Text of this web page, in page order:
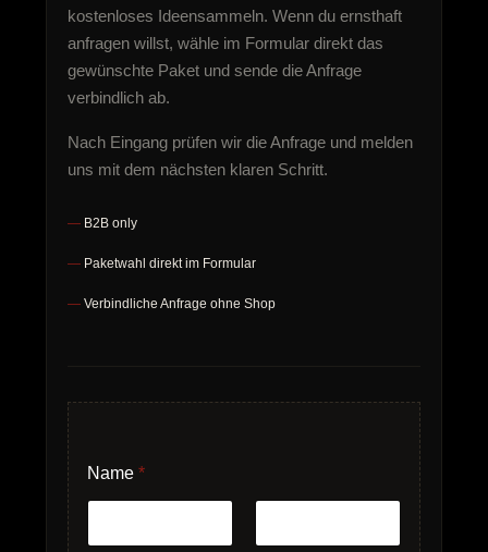
kostenloses Ideensammeln. Wenn du ernsthaft
anfragen willst, wähle im Formular direkt das
gewünschte Paket und sende die Anfrage
verbindlich ab.
Nach Eingang prüfen wir die Anfrage und melden
uns mit dem nächsten klaren Schritt.
B2B only
Paketwahl direkt im Formular
Verbindliche Anfrage ohne Shop
Name*